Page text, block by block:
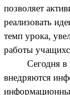
позволяет
реализовать
темп урока,
работы
Сегодня
внедряются